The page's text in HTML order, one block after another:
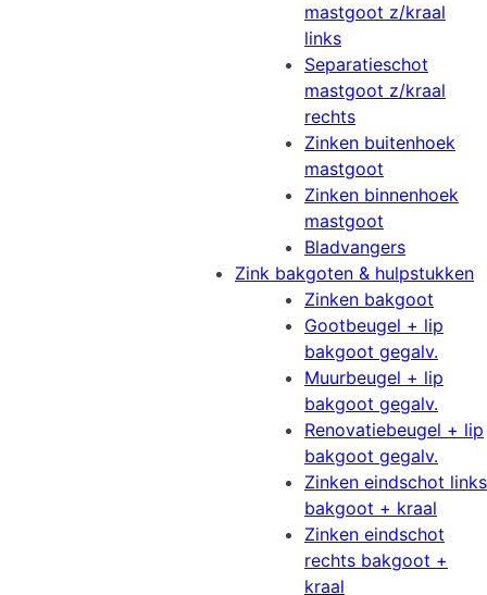
mastgoot z/kraal
links
Separatieschot
mastgoot z/kraal
rechts
Zinken buitenhoek
mastgoot
Zinken binnenhoek
mastgoot
Bladvangers
Zink bakgoten & hulpstukken
Zinken bakgoot
Gootbeugel + lip
bakgoot gegalv.
Muurbeugel + lip
bakgoot gegalv.
Renovatiebeugel + lip
bakgoot gegalv.
Zinken eindschot links
bakgoot + kraal
Zinken eindschot
rechts bakgoot +
kraal